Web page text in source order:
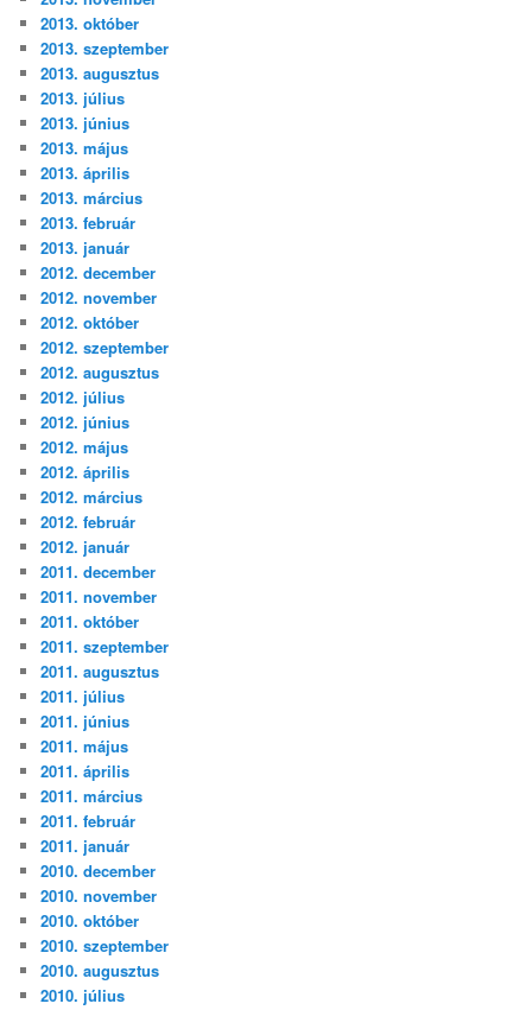
2013. október
2013. szeptember
2013. augusztus
2013. július
2013. június
2013. május
2013. április
2013. március
2013. február
2013. január
2012. december
2012. november
2012. október
2012. szeptember
2012. augusztus
2012. július
2012. június
2012. május
2012. április
2012. március
2012. február
2012. január
2011. december
2011. november
2011. október
2011. szeptember
2011. augusztus
2011. július
2011. június
2011. május
2011. április
2011. március
2011. február
2011. január
2010. december
2010. november
2010. október
2010. szeptember
2010. augusztus
2010. július